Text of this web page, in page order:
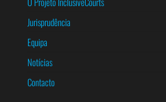
Jurisprudência
Equipa
Notícias
Contacto